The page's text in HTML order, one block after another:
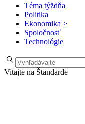
Téma týždňa
Politika
Ekonomika >
Spoločnosť
Technológie
Vitajte na Štandarde